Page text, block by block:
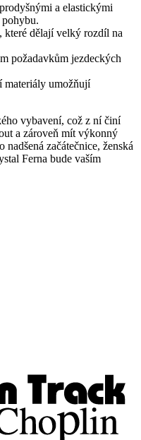
a elastickými
které dělají velký rozdíl na
požadavkům jezdeckých
materiály umožňují
vybavení, což z ní činí
a zároveň mít výkonný
začátečnice, ženská
Ferna bude vaším